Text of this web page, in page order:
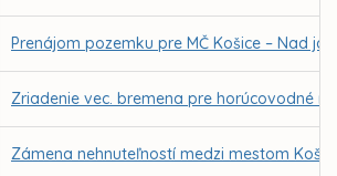
Prenájom pozemku pre MČ Košice – Nad
Zriadenie vec. bremena pre horúcovodné
Zámena nehnuteľností medzi mestom